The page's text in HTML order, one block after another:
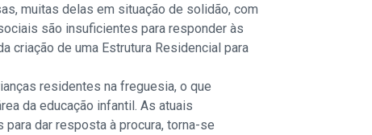
muitas delas em situação de solidão, com
são insuficientes para responder às
criação de uma Estrutura Residencial para
residentes na freguesia, o que
da educação infantil. As atuais
dar resposta à procura, torna-se